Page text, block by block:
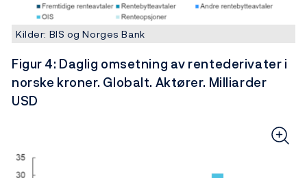
Kilder: BIS og Norges Bank
Figur 4: Daglig omsetning av rentederivater i
norske kroner. Globalt. Aktører. Milliarder
USD